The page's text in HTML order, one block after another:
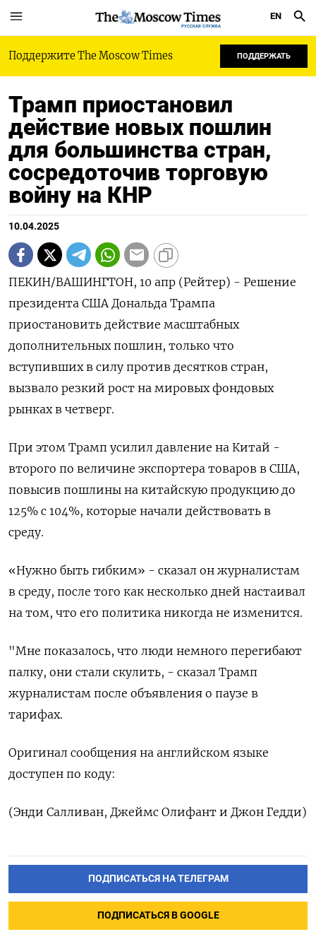
РУССКАЯ СЛУЖБА
EN
Поддержите The Moscow Times ПОДДЕРЖАТЬ
Трамп приостановил
действие новых пошлин
для большинства стран,
сосредоточив торговую
войну на КНР
10.04.2025
ПЕКИН/ВАШИНГТОН, 10 апр (Рейтер) - Решение
президента США Дональда Трампа
приостановить действие масштабных
дополнительных пошлин, только что
вступивших в силу против десятков стран,
вызвало резкий рост на мировых фондовых
рынках в четверг.
При этом Трамп усилил давление на Китай -
второго по величине экспортера товаров в США,
повысив пошлины на китайскую продукцию до
125% с 104%, которые начали действовать в
среду.
«Нужно быть гибким» - сказал он журналистам
в среду, после того как несколько дней настаивал
на том, что его политика никогда не изменится.
"Мне показалось, что люди немного перегибают
палку, они стали скулить, - сказал Трамп
журналистам после объявления о паузе в
тарифах.
Оригинал сообщения на английском языке
доступен по коду:
(Энди Салливан, Джеймс Олифант и Джон Гедди)
ПОДПИСАТЬСЯ НА ТЕЛЕГРАМ
ПОДПИСАТЬСЯ В GOOGLE